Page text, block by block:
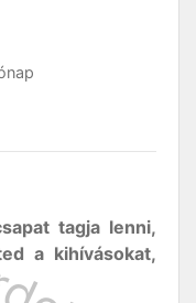
tagja lenni,
a kihívásokat,